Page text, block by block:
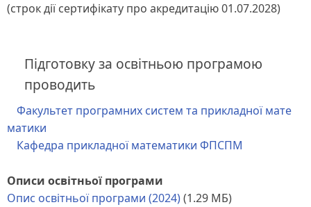
(строк дії сертифікату про акредитацію 01.07.2028)
Підготовку за освітньою програмою
проводить
Факультет програмних систем та прикладної мате
матики
Кафедра прикладної математики ФПСПМ
Описи освітньої програми
Опис освітньої програми (2024)(1.29 МБ)